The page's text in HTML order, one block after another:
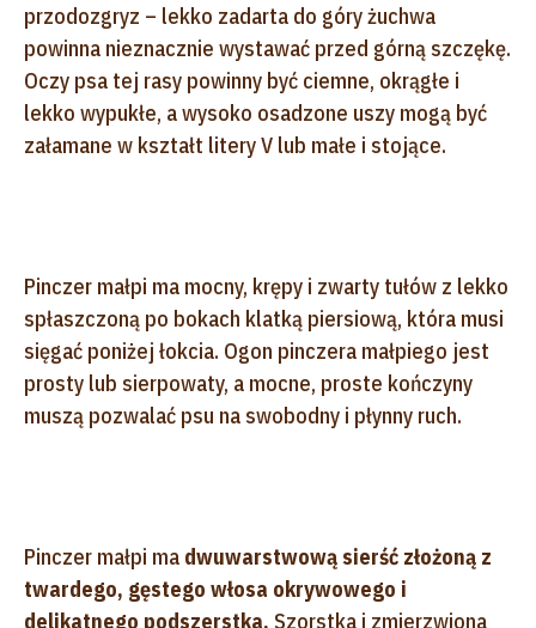
przodozgryz – lekko zadarta do góry żuchwa
powinna nieznacznie wystawać przed górną szczękę.
Oczy psa tej rasy powinny być ciemne, okrągłe i
lekko wypukłe, a wysoko osadzone uszy mogą być
załamane w kształt litery V lub małe i stojące.
Pinczer małpi ma mocny, krępy i zwarty tułów z lekko
spłaszczoną po bokach klatką piersiową, która musi
sięgać poniżej łokcia. Ogon pinczera małpiego jest
prosty lub sierpowaty, a mocne, proste kończyny
muszą pozwalać psu na swobodny i płynny ruch.
Pinczer małpi ma dwuwarstwową sierść złożoną z
twardego, gęstego włosa okrywowego i
delikatnego podszerstka. Szorstka i zmierzwiona